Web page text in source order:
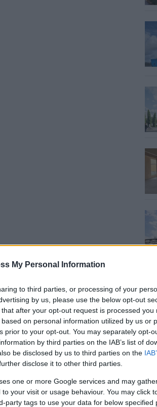
My Personal Information
to third parties, or processing of your
by us, please use the below opt-out
after your opt-out request is processed you
on personal information utilized by us or
prior to your opt-out. You may separately opt-
by third parties on the IAB’s list of
be disclosed by us to third parties on the
disclose it to other third parties.
one or more Google services and may
your visit or usage behaviour. You may click
party tags to use your data for below specified